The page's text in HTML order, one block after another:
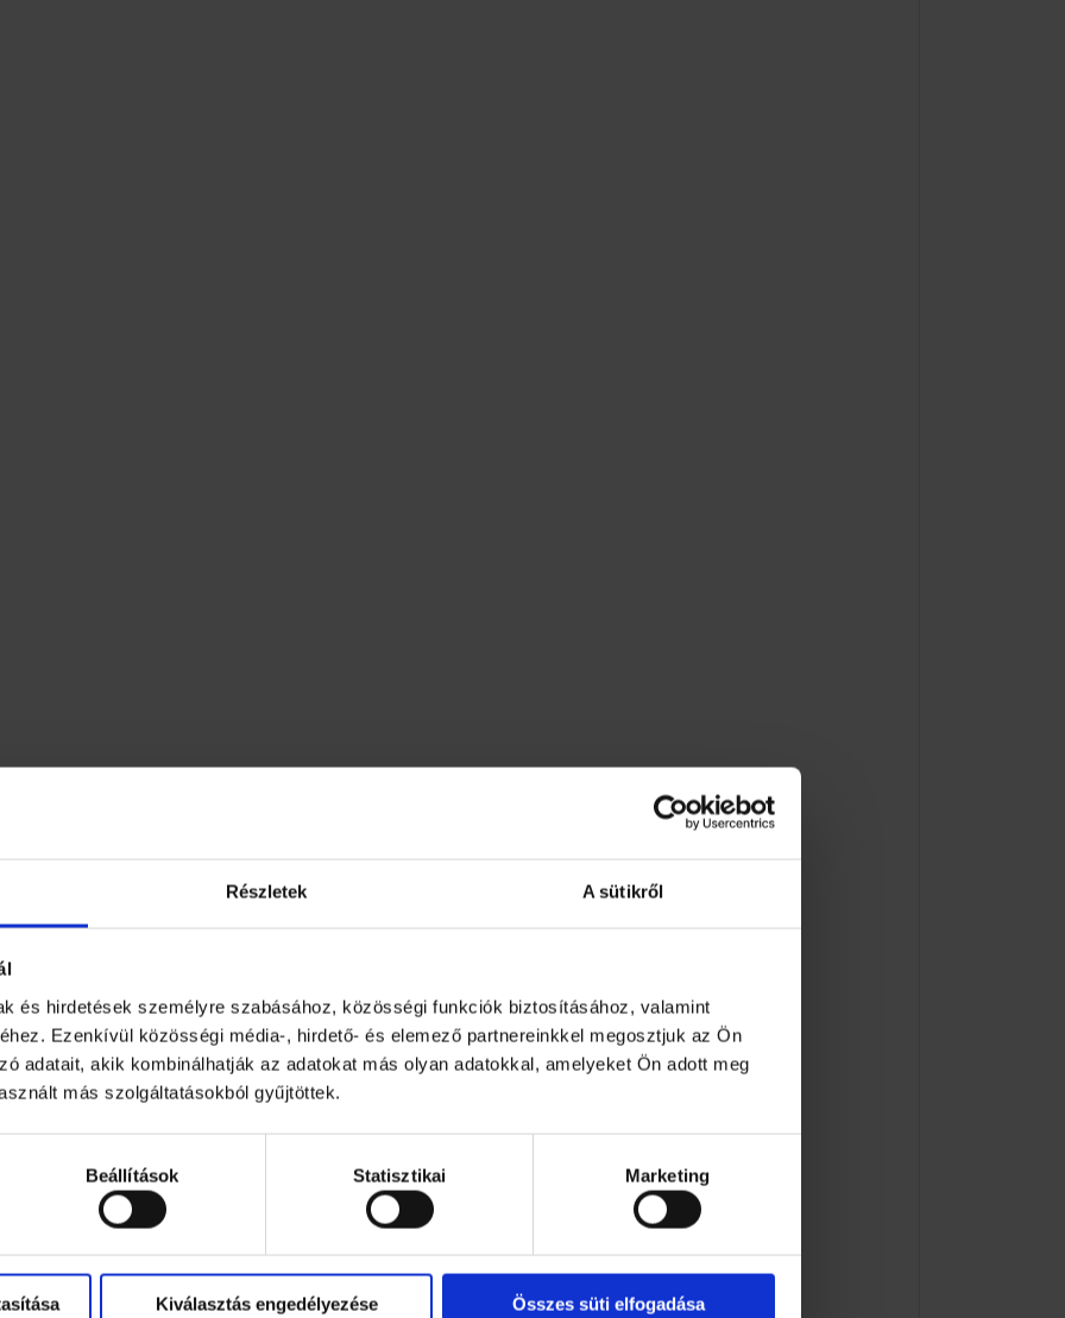
Részletek A sütikről
és hirdetések személyre szabásához, közösségi funkciók biztosításához, valamint
Ezenkívül közösségi média-, hirdető- és elemező partnereinkkel megosztjuk az Ön
adatait, akik kombinálhatják az adatokat más olyan adatokkal, amelyeket Ön adott meg
más szolgáltatásokból gyűjtöttek.
Beállítások Statisztikai Marketing
Kiválasztás engedélyezése Összes süti elfogadása
út 6.
lásd a csomagoláson. Tárolás: száraz, hűvös helyen.
Könyves Kálmán körút 11/c.
Zrt. 1097 Budapest, Könyves Kálmán körút 11/c.
körút 11/c.